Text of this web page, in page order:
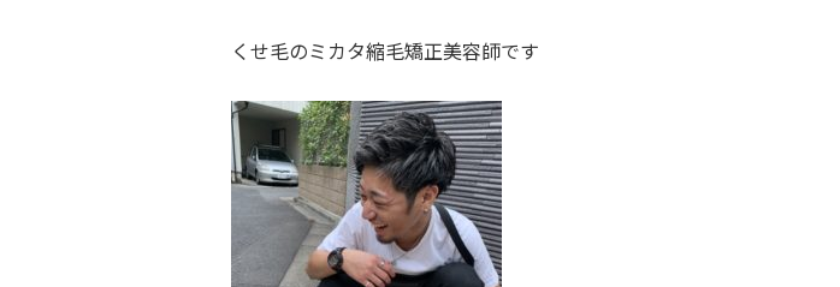
くせ毛のミカタ縮毛矯正美容師です